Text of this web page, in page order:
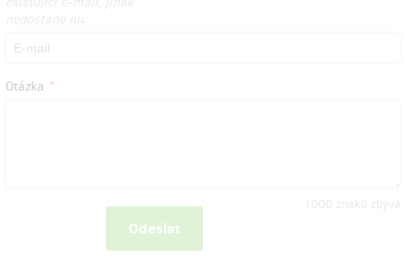
Otázka
Odeslat